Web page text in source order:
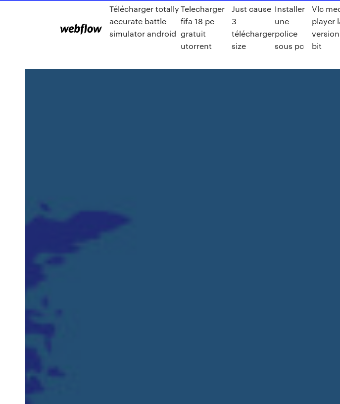
Télécharger totally
accurate battle
simulator android
Telecharger
fifa 18 pc
gratuit
utorrent
Just cause
3
télécharger
size
Installer
une
police
sous pc
Vlc
player
bit